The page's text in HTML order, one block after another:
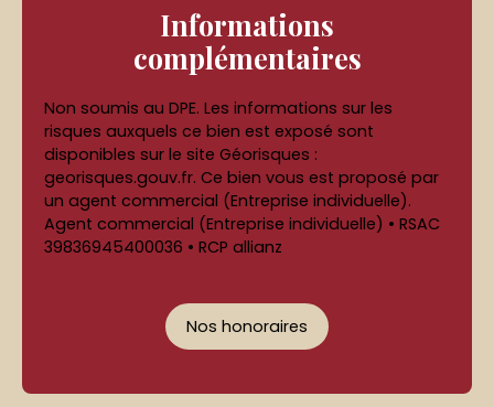
Informations
complémentaires
Non soumis au DPE. Les informations sur les
risques auxquels ce bien est exposé sont
disponibles sur le site Géorisques :
georisques.gouv.fr. Ce bien vous est proposé par
un agent commercial (Entreprise individuelle).
Agent commercial (Entreprise individuelle) • RSAC
39836945400036 • RCP allianz
Nos honoraires